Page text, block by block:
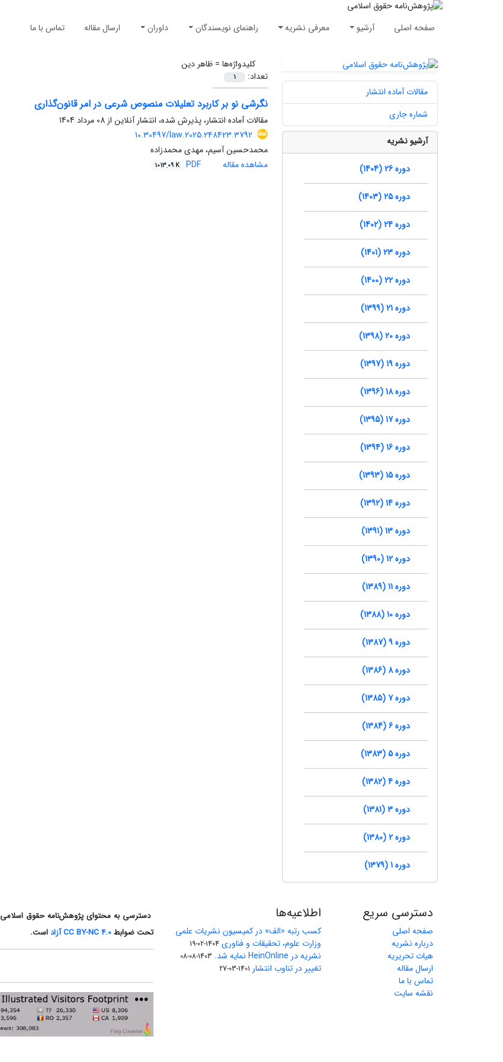
صفحه اصلی آرشیو معرفی نشریه راهنمای نویسندگان داوران ارسال مقاله تماس با ما
کلیدواژه‌ها =ظاهر دین
تعداد:
1
نگرشی نو بر کاربرد تعلیلات منصوص شرعی در امر قانون‌گذاری
مقالات آماده انتشار، پذیرش شده، انتشار آنلاین از 08 مرداد 1404
10.30497/law.2025.248423.3792
محمدحسین آسیم، مهدی محمدزاده
مشاهده مقاله
PDF
1013.09 K
مقالات آماده انتشار
شماره جاری
آرشیو نشریه
دوره 26 (1404)
دوره 25 (1403)
دوره 24 (1402)
دوره 23 (1401)
دوره 22 (1400)
دوره 21 (1399)
دوره 20 (1398)
دوره 19 (1397)
دوره 18 (1396)
دوره 17 (1395)
دوره 16 (1394)
دوره 15 (1393)
دوره 14 (1392)
دوره 13 (1391)
دوره 12 (1390)
دوره 11 (1389)
دوره 10 (1388)
دوره 9 (1387)
دوره 8 (1386)
دوره 7 (1385)
دوره 6 (1384)
دوره 5 (1383)
دوره 4 (1382)
دوره 3 (1381)
دوره 2 (1380)
دوره 1 (1379)
دسترسی سریع
صفحه اصلی
درباره نشریه
هیات تحریریه
ارسال مقاله
تماس با ما
نقشه سایت
اطلاعیه‌ها
کسب رتبه «الف» در کمیسیون نشریات علمی
وزارت علوم، تحقیقات و فناوری 1404-02-19
نشریه در HeinOnline نمایه شد. 1403-08-08
تغییر در تناوب انتشار 1401-03-27
دسترسی به محتوای پژوهش‌نامه حقوق اسلامی
تحت ضوابطCC BY-NC 4.0آزاداست.